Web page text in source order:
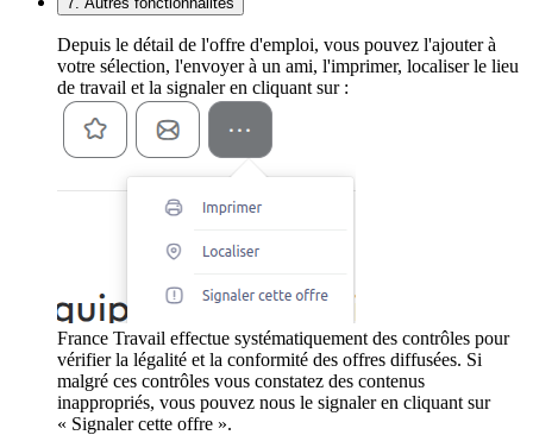
Depuis le détail de l'offre d'emploi, vous pouvez l'ajouter à
votre sélection, l'envoyer à un ami, l'imprimer, localiser le lieu
de travail et la signaler en cliquant sur :
France Travail effectue systématiquement des contrôles pour
vérifier la légalité et la conformité des offres diffusées. Si
malgré ces contrôles vous constatez des contenus
inappropriés, vous pouvez nous le signaler en cliquant sur
« Signaler cette offre ».